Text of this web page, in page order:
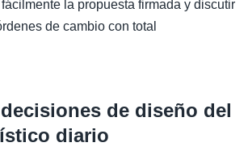
la propuesta firmada y discutir
de cambio con total
de diseño del
diario